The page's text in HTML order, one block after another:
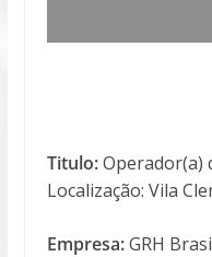
Titulo:Operador(a)
Localização: Vila
Empresa:GRH